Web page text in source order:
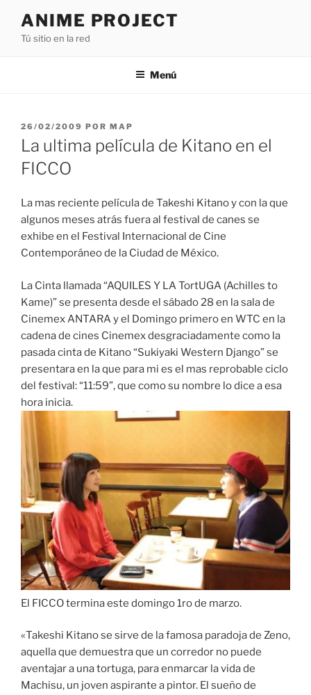
contenido
ANIME PROJECT
Tú sitio en la red
Menú
PUBLICADO
EL
26/02/2009 POR MAP
La ultima película de Kitano en el
FICCO
La mas reciente película de Takeshi Kitano y con la que
algunos meses atrás fuera al festival de canes se
exhibe en el Festival Internacional de Cine
Contemporáneo de la Ciudad de México.
La Cinta llamada “AQUILES Y LA TortUGA (Achilles to
Kame)” se presenta desde el sábado 28 en la sala de
Cinemex ANTARA y el Domingo primero en WTC en la
cadena de cines Cinemex desgraciadamente como la
pasada cinta de Kitano “Sukiyaki Western Django” se
presentara en la que para mi es el mas reprobable ciclo
del festival: “11:59”, que como su nombre lo dice a esa
hora inicia.
El FICCO termina este domingo 1ro de marzo.
«Takeshi Kitano se sirve de la famosa paradoja de Zeno,
aquella que demuestra que un corredor no puede
aventajar a una tortuga, para enmarcar la vida de
Machisu, un joven aspirante a pintor. El sueño de